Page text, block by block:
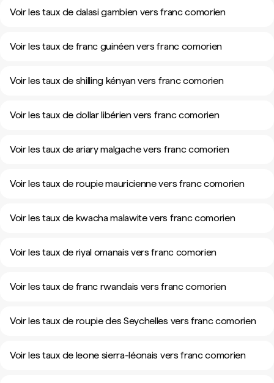
Voir les taux de dalasi gambien vers franc comorien
Voir les taux de franc guinéen vers franc comorien
Voir les taux de shilling kényan vers franc comorien
Voir les taux de dollar libérien vers franc comorien
Voir les taux de ariary malgache vers franc comorien
Voir les taux de roupie mauricienne vers franc comorien
Voir les taux de kwacha malawite vers franc comorien
Voir les taux de riyal omanais vers franc comorien
Voir les taux de franc rwandais vers franc comorien
Voir les taux de roupie des Seychelles vers franc comorien
Voir les taux de leone sierra-léonais vers franc comorien